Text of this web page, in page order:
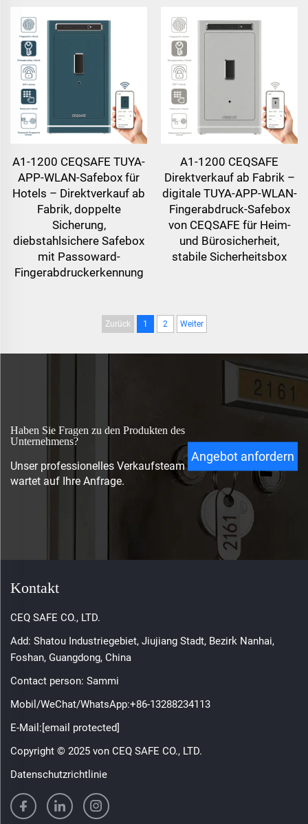
A1-1200 CEQSAFE TUYA-
APP-WLAN-Safebox für
Hotels – Direktverkauf ab
Fabrik, doppelte
Sicherung,
diebstahlsichere Safebox
mit Passoward-
Fingerabdruckerkennung
A1-1200 CEQSAFE
Direktverkauf ab Fabrik –
digitale TUYA-APP-WLAN-
Fingerabdruck-Safebox
von CEQSAFE für Heim-
und Bürosicherheit,
stabile Sicherheitsbox
Zurück 1 2 Weiter
Haben Sie Fragen zu den Produkten des
Unternehmens?
Unser professionelles Verkaufsteam
wartet auf Ihre Anfrage.
Angebot anfordern
Kontakt
CEQ SAFE CO., LTD.
Add: Shatou Industriegebiet, Jiujiang Stadt, Bezirk Nanhai,
Foshan, Guangdong, China
Contact person: Sammi
Mobil/WeChat/WhatsApp:+86-13288234113
E-Mail:[email protected]
Copyright © 2025 von CEQ SAFE CO., LTD.
Datenschutzrichtlinie